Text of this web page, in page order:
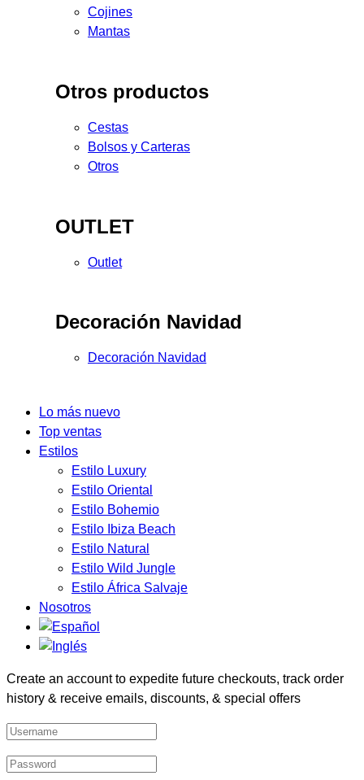
Cojines
Mantas
Otros productos
Cestas
Bolsos y Carteras
Otros
OUTLET
Outlet
Decoración Navidad
Decoración Navidad
Lo más nuevo
Top ventas
Estilos
Estilo Luxury
Estilo Oriental
Estilo Bohemio
Estilo Ibiza Beach
Estilo Natural
Estilo Wild Jungle
Estilo África Salvaje
Nosotros
Create an account to expedite future checkouts, track order
history & receive emails, discounts, & special offers